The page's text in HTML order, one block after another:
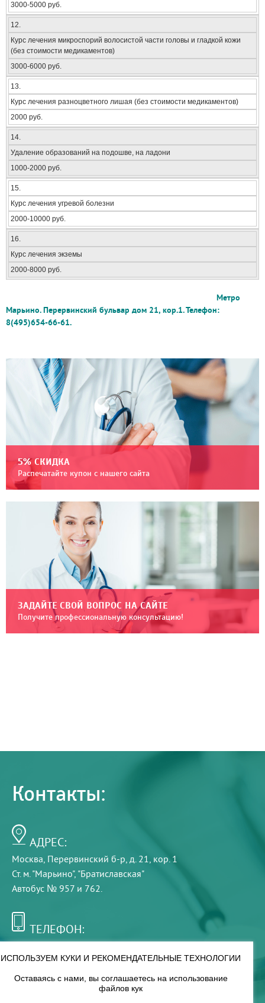
3000-5000 руб.
12.
Курс лечения микроспорий волосистой части головы и гладкой кожи
(без стоимости медикаментов)
3000-6000 руб.
13.
Курс лечения разноцветного лишая (без стоимости медикаментов)
2000 руб.
14.
Удаление образований на подошве, на ладони
1000-2000 руб.
15.
Курс лечения угревой болезни
2000-10000 руб.
16.
Курс лечения экземы
2000-8000 руб.
Метро
Марьино. Перервинский бульвар дом 21, кор.1. Телефон:
8(495)654-66-61.
5% СКИДКА
Распечатайте купон с нашего сайта
ЗАДАЙТЕ СВОЙ ВОПРОС НА САЙТЕ
Получите профессиональную консультацию!
Контакты:
АДРЕС:
Москва, Перервинский б-р, д. 21, кор. 1
Ст. м. "Марьино", "Братиславская"
Автобус № 957 и 762.
ТЕЛЕФОН:
РЕЖИМ РАБОТЫ:
ИСПОЛЬЗУЕМ КУКИ И РЕКОМЕНДАТЕЛЬНЫЕ ТЕХНОЛОГИИ
Оставаясь с нами, вы соглашаетесь на использование
файлов кук